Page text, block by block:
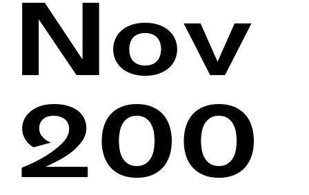
Nov
200